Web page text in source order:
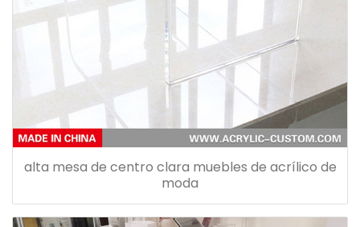
alta mesa de centro clara muebles de acrílico de
moda